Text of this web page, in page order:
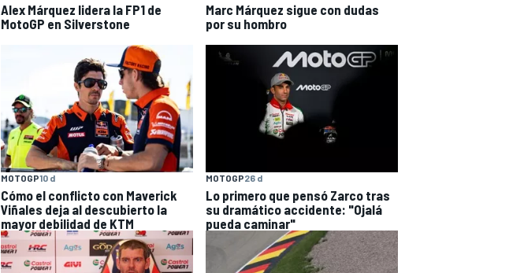
Alex Márquez lidera la FP1 de
MotoGP en Silverstone
Marc Márquez sigue con dudas
por su hombro
MOTOGP10 d
Cómo el conflicto con Maverick
Viñales deja al descubierto la
mayor debilidad de KTM
MOTOGP26 d
Lo primero que pensó Zarco tras
su dramático accidente: "Ojalá
pueda caminar"